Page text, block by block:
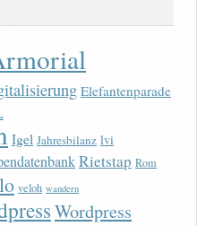
Elefantenparade
Igel Jahresbilanz lvi
Rietstap Rom
veloh wandern
Wordpress